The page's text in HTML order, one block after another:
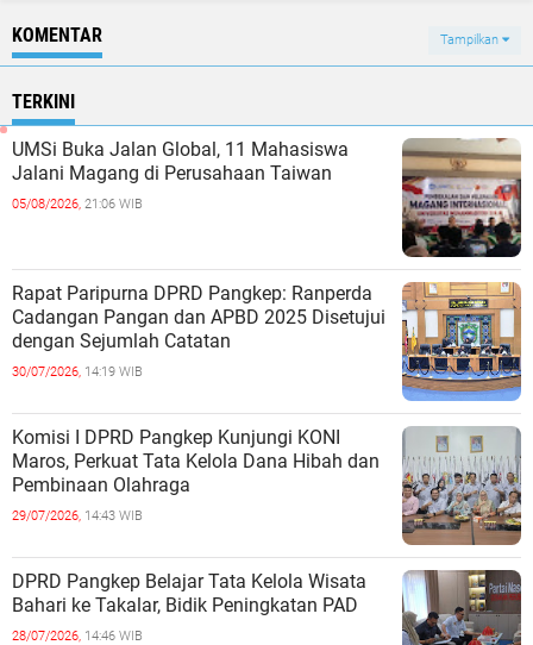
KOMENTAR Tampilkan
TERKINI
UMSi Buka Jalan Global, 11 Mahasiswa
Jalani Magang di Perusahaan Taiwan
05/08/2026, 21:06 WIB
Rapat Paripurna DPRD Pangkep: Ranperda
Cadangan Pangan dan APBD 2025 Disetujui
dengan Sejumlah Catatan
30/07/2026, 14:19 WIB
Komisi I DPRD Pangkep Kunjungi KONI
Maros, Perkuat Tata Kelola Dana Hibah dan
Pembinaan Olahraga
29/07/2026, 14:43 WIB
DPRD Pangkep Belajar Tata Kelola Wisata
Bahari ke Takalar, Bidik Peningkatan PAD
28/07/2026, 14:46 WIB